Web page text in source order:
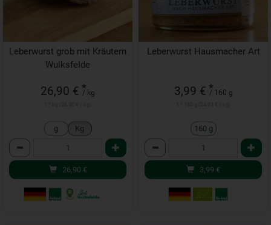
Leberwurst grob mit Kräutern
Wulksfelde
26,90 € *
/ kg
g Kg
Anzahl
26,90 €
Leberwurst Hausmacher Art
3,99 € *
/ 160 g
160 g
Anzahl
3,99 €